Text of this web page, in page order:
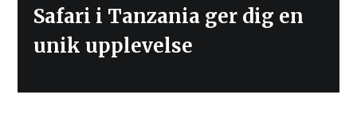
Previous
post:
Safari i Tanzania ger dig en
unik upplevelse